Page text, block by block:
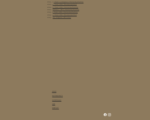
DATENSCHUTZ
IMPRESSUM
AGB
KONTAKT
. Platz | Landespreis | Momentaufnahme
2024 -2. Platz | AWA | Brautpaarportrait
3. Platz | AWA | Momentaufnahme
2024 -OVERALL | BFA | Momentaufnahme
2025 -
3. Platz | AWA | Brautpaarportrait
2025 -
Jury Mitglied | BFA 2025